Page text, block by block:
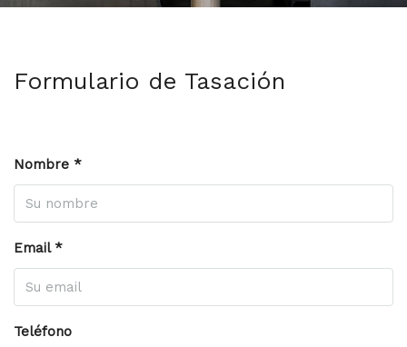
Formulario de Tasación
Nombre *
Email *
Teléfono